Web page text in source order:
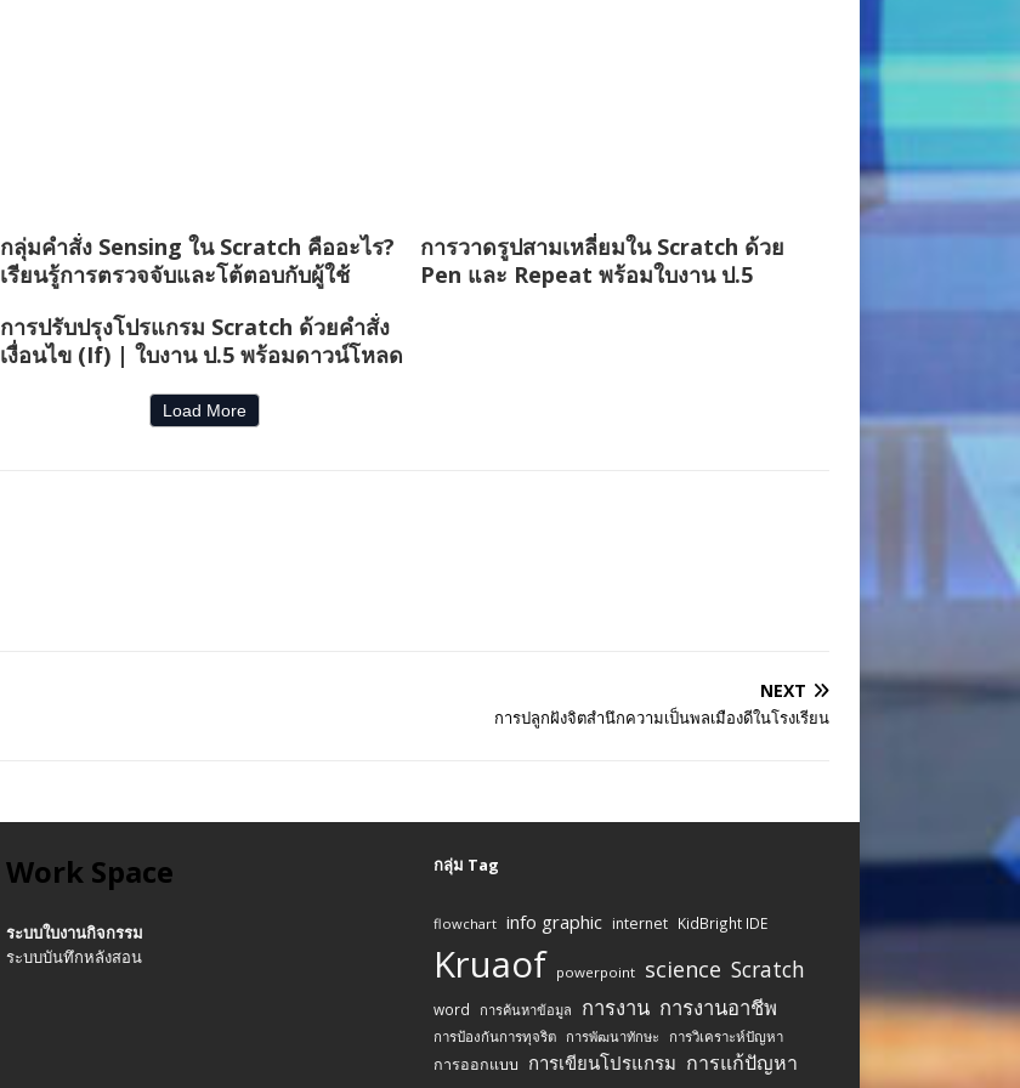
กลุ่มคำสั่ง Sensing ใน Scratch คืออะไร?
เรียนรู้การตรวจจับและโต้ตอบกับผู้ใช้
การวาดรูปสามเหลี่ยมใน Scratch ด้วย
Pen และ Repeat พร้อมใบงาน ป.5
การปรับปรุงโปรแกรม Scratch ด้วยคำสั่ง
เงื่อนไข (If) | ใบงาน ป.5 พร้อมดาวน์โหลด
Load More
NEXT
การปลูกฝังจิตสำนึกความเป็นพลเมืองดีในโรงเรียน
Work Space
ระบบใบงานกิจกรรม
ระบบบันทึกหลังสอน
กลุ่ม Tag
flowchart info graphic internet KidBright IDE
Kruaof powerpoint science Scratch
word การค้นหาข้อมูล การงาน การงานอาชีพ
การป้องกันการทุจริต การพัฒนาทักษะ การวิเคราะห์ปัญหา
การออกแบบ การเขียนโปรแกรม การแก้ปัญหา